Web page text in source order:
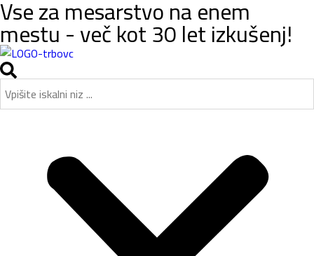
Vse za mesarstvo na enem
mestu - več kot 30 let izkušenj!